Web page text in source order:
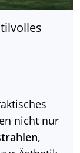
nicht nur
,